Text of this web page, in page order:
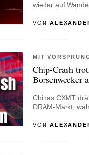
wieder auf
VON
MIT
Chip-Crash
Börsenwecker
Chinas CXMT
DRAM-Markt,
VON